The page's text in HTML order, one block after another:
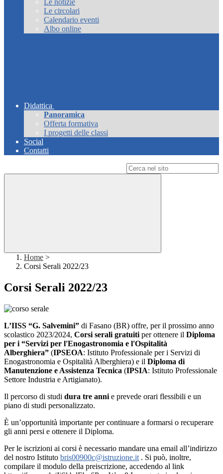
Le notizie
Le circolari
Calendario eventi
Albo online
Didattica
Panoramica
Offerta formativa
I progetti delle classi
Social
Contatti
Home >
Corsi Serali 2022/23
Corsi Serali 2022/23
L’IISS “G. Salvemini” di Fasano (BR) offre, per il prossimo anno
scolastico 2023/2024, Corsi serali gratuiti per ottenere il Diploma
per i “Servizi per l'Enogastronomia e l'Ospitalità
Alberghiera” (IPSEOA: Istituto Professionale per i Servizi di
Enogastronomia e Ospitalità Alberghiera) e il Diploma di
Manutenzione e Assistenza Tecnica (IPSIA: Istituto Professionale
Settore Industria e Artigianato).
Il percorso di studi dura tre anni e prevede orari flessibili e un
piano di studi personalizzato.
È un’opportunità importante per continuare a formarsi o recuperare
gli anni persi e ottenere il Diploma.
Per le iscrizioni ai corsi è necessario mandare una email all’indirizzo
del nostro Istituto bris00900c@istruzione.it . Si può, inoltre,
compilare il modulo della preiscrizione, accedendo al link